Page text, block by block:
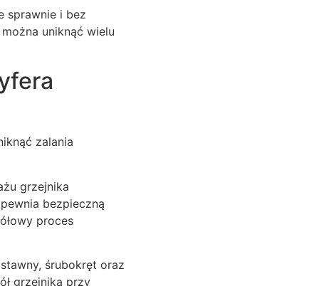
sprawnie i bez
uniknąć wielu
zalania
grzejnika
bezpieczną
proces
śrubokręt oraz
grzejnika przy